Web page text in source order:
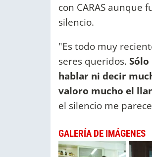
con CARAS aunque
silencio.
"Es todo muy
seres queridos.
hablar ni decir
valoro mucho el
el silencio me
GALERÍA DE IMÁGENES